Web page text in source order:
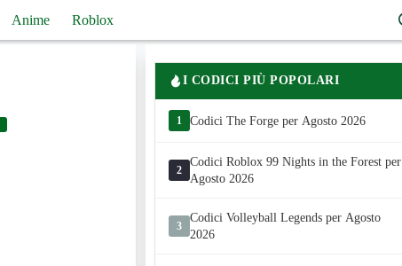
Anime Roblox
I CODICI PIÙ POPOLARI
1 Codici The Forge per Agosto 2026
2
Codici Roblox 99 Nights in the Forest per
Agosto 2026
3
Codici Volleyball Legends per Agosto
2026